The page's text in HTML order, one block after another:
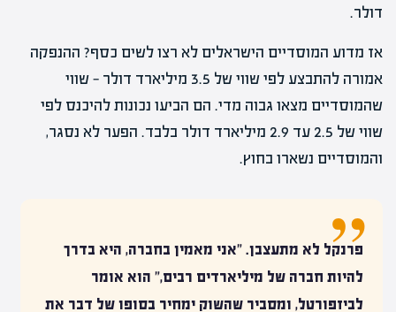
דולר.
אז מדוע המוסדיים הישראלים לא רצו לשים כסף? ההנפקה
אמורה להתבצע לפי שווי של 3.5 מיליארד דולר — שווי
שהמוסדיים מצאו גבוה מדי. הם הביעו נכונות להיכנס לפי
שווי של 2.5 עד 2.9 מיליארד דולר בלבד. הפער לא נסגר,
והמוסדיים נשארו בחוץ.
פרנקל לא מתעצבן. "אני מאמין בחברה, היא בדרך
להיות חברה של מיליארדים רבים," הוא אומר
לביזפורטל, ומסביר שהשוק ימחיר בסופו של דבר את